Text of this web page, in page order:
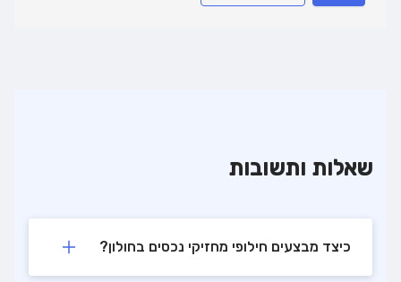
שאלות ותשובות
כיצד מבצעים חילופי מחזיקי נכסים בחולון?